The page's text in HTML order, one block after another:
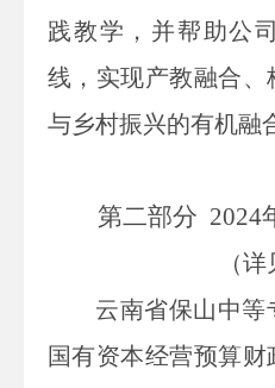
践教学，并帮助公
线，实现产教融合、
与乡村振兴的有机融
第二部分 2024
（
云南省保山中等
国有资本经营预算